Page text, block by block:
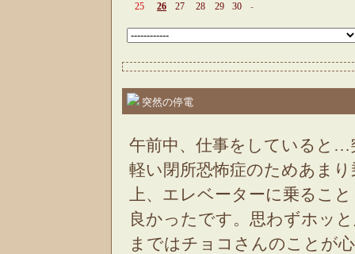
25
26 27 28 29 30 -
突然の停電
午前中、仕事をしていると
軽い閉所恐怖症のためあま
上、エレベーターに乗るこ
良かったです。思わずホッ
まではチョコさんのことが